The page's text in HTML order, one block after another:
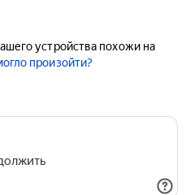
устройства похожи на
произойти?